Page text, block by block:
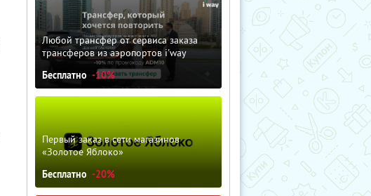
Любой трансфер от сервиса заказа
трансферов из аэропортов i'way
Бесплатно -10%
Первый заказ в сети магазинов
«Золотое Яблоко»
Бесплатно -20%